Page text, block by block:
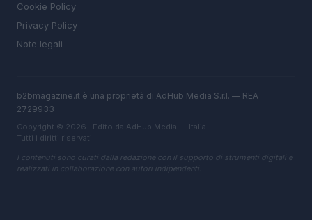
Cookie Policy
Privacy Policy
Note legali
b2bmagazine.it è una proprietà di AdHub Media S.r.l. — REA
2729933
Copyright © 2026 · Edito da AdHub Media — Italia
Tutti i diritti riservati
I contenuti sono curati dalla redazione con il supporto di strumenti digitali e
realizzati in collaborazione con autori indipendenti.